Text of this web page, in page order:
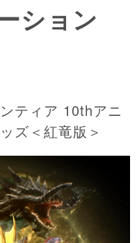
ション
ティア 10thアニ
ズ＜紅竜版＞